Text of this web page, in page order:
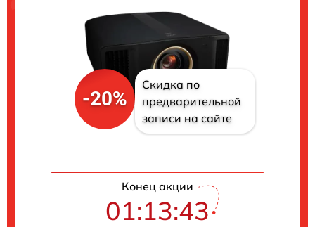
-20%
Скидка по
предварительной
записи на сайте
Конец акции
01:13:42